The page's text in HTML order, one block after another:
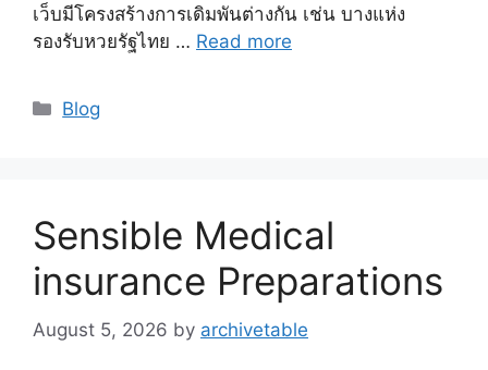
เว็บมีโครงสร้างการเดิมพันต่างกัน เช่น บางแห่ง
รองรับหวยรัฐไทย … Read more
Blog
Sensible Medical
insurance Preparations
August 5, 2026 by archivetable